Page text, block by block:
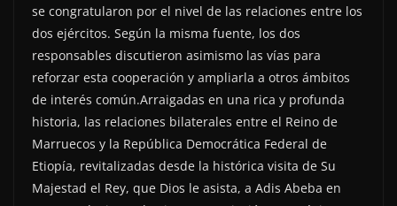
se congratularon por el nivel de las relaciones entre los
dos ejércitos. Según la misma fuente, los dos
responsables discutieron asimismo las vías para
reforzar esta cooperación y ampliarla a otros ámbitos
de interés común.Arraigadas en una rica y profunda
historia, las relaciones bilaterales entre el Reino de
Marruecos y la República Democrática Federal de
Etiopía, revitalizadas desde la histórica visita de Su
Majestad el Rey, que Dios le asista, a Adis Abeba en